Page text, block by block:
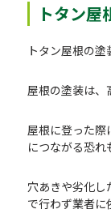
トタン屋
トタン屋根の塗
屋根の塗装は、
屋根に登った
につながる恐れ
穴あきや劣化し
で行わず業者に